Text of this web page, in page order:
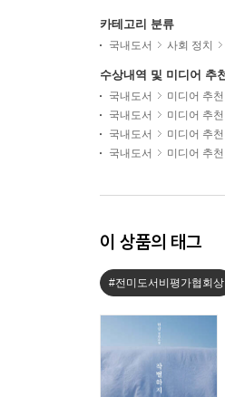
카테고리 분류
국내도서 사회 정치
수상내역 및 미디어 추
국내도서 미디어 추천
국내도서
미디어 추천
국내도서
미디어 추천
국내도서
미디어 추천
이 상품의 태그
#전미도서비평가협회상